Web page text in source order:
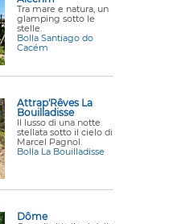
Tra mare e natura, un
glamping sotto le
stelle.
Bolla Santiago do
Cacém
Attrap'Rêves La
Bouilladisse
Il lusso di una notte
stellata sotto il cielo di
Marcel Pagnol.
Bolla La Bouilladisse
Dôme